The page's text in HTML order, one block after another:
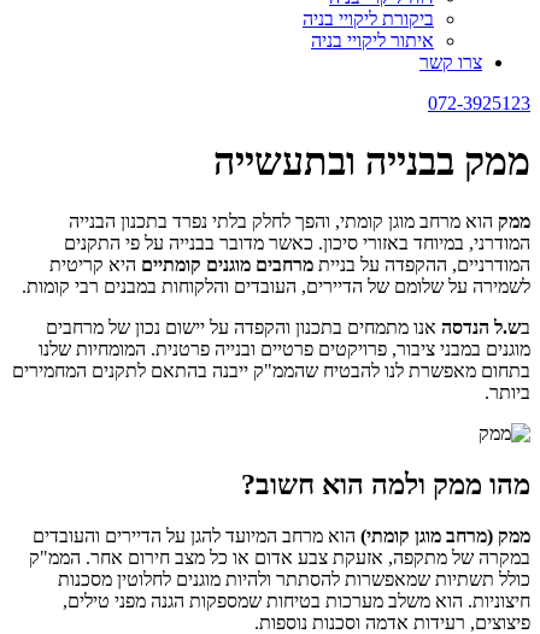
ביקורת ליקויי בניה
איתור ליקויי בניה
צרו קשר
072-3925123
ממק בבנייה ובתעשייה
ממק הוא מרחב מוגן קומתי, והפך לחלק בלתי נפרד בתכנון הבנייה
המודרני, במיוחד באזורי סיכון. כאשר מדובר בבנייה על פי התקנים
המודרניים, ההקפדה על בניית מרחבים מוגנים קומתיים היא קריטית
לשמירה על שלומם של הדיירים, העובדים והלקוחות במבנים רבי קומות.
בש.ל הנדסה אנו מתמחים בתכנון והקפדה על יישום נכון של מרחבים
מוגנים במבני ציבור, פרויקטים פרטיים ובנייה פרטנית. המומחיות שלנו
בתחום מאפשרת לנו להבטיח שהממ"ק ייבנה בהתאם לתקנים המחמירים
ביותר.
מהו ממק ולמה הוא חשוב?
ממק (מרחב מוגן קומתי) הוא מרחב המיועד להגן על הדיירים והעובדים
במקרה של מתקפה, אזעקת צבע אדום או כל מצב חירום אחר. הממ"ק
כולל תשתיות שמאפשרות להסתתר ולהיות מוגנים לחלוטין מסכנות
חיצוניות. הוא משלב מערכות בטיחות שמספקות הגנה מפני טילים,
פיצוצים, רעידות אדמה וסכנות נוספות.